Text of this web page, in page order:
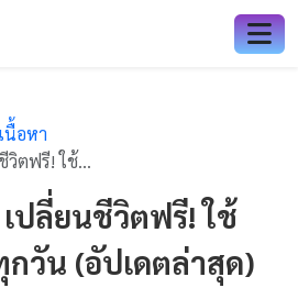
นื้อหา
ทุกวัน (อัปเดตล่าสุด)
เปลี่ยนชีวิตฟรี! ใช้
วัน (อัปเดตล่าสุด)